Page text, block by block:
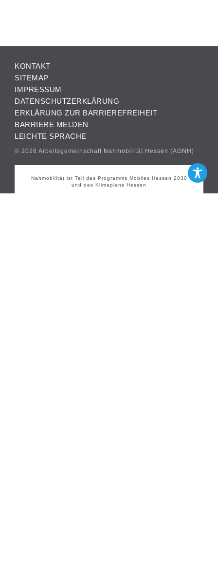
KONTAKT
SITEMAP
IMPRESSUM
DATENSCHUTZERKLÄRUNG
ERKLÄRUNG ZUR BARRIEREFREIHEIT
BARRIERE MELDEN
LEICHTE SPRACHE
© 2026 Arbeitsgemeinschaft Nahmobilität Hessen (AGNH)
Nahmobilität ist Teil des Programms Mobiles Hessen 2030
und des Klimaplans Hessen